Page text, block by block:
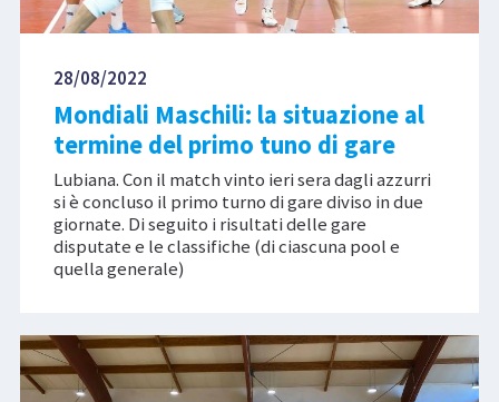
28/08/2022
Mondiali Maschili: la situazione al
termine del primo tuno di gare
Lubiana. Con il match vinto ieri sera dagli azzurri
si è concluso il primo turno di gare diviso in due
giornate. Di seguito i risultati delle gare
disputate e le classifiche (di ciascuna pool e
quella generale)